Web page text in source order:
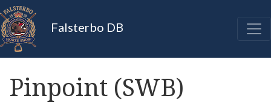
Falsterbo DB
Pinpoint (SWB)